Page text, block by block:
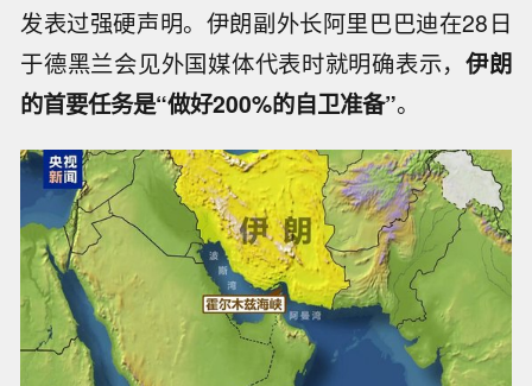
发表过强硬声明。伊朗副外长阿里巴巴迪在28日
于德黑兰会见外国媒体代表时就明确表示，伊朗
的首要任务是“做好200%的自卫准备”。